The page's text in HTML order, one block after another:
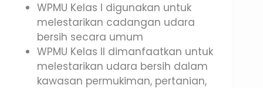
WPMU Kelas I digunakan untuk
melestarikan cadangan udara
bersih secara umum
WPMU Kelas II dimanfaatkan untuk
melestarikan udara bersih dalam
kawasan permukiman, pertanian,